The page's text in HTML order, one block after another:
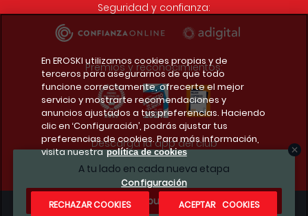
A tu lado en cada nueva etapa
¿Te apuntas?
Seguridad y confianza:
Premios y reconocimientos:
Descarga la app del club
En EROSKI utilizamos cookies propias y de
terceros para asegurarnos de que todo
funcione correctamente, ofrecerte el mejor
servicio y mostrarte recomendaciones y
anuncios ajustados a tus preferencias. Haciendo
clic en ‘Configuración’, podrás ajustar tus
preferencias de cookies. Para más información,
visita nuestra política de cookies
Configuración
RECHAZAR COOKIES
ACEPTAR COOKIES